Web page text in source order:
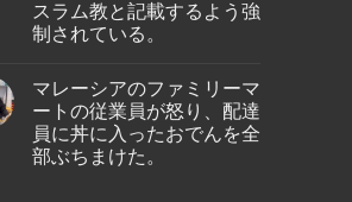
れ
た。
シ
ン
ガ
ル
線
を
含
む
15
遺
跡
へ
イ
キ
ン
グ
中
に
ー
ズ
と
船
舶
の
3
年
間
ポ
ー
ル
テ
オ・
シ
オ
ン
セ
スラム教と記載するよう強
制されている。
on
ド
ネ
シ
マレーシアのファミリーマ
ートの従業員が怒り、配達
員に丼に入ったおでんを全
部ぶちまけた。